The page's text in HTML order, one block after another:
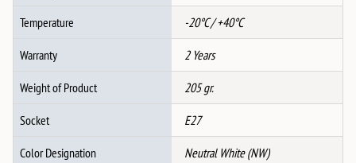
Temperature -20°C / +40°C
Warranty 2 Years
Weight of Product 205 gr.
Socket E27
Color Designation Neutral White (NW)